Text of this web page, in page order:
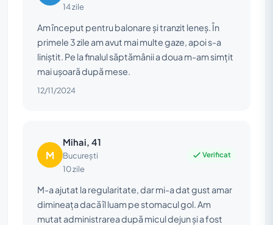
14 zile
Am început pentru balonare și tranzit leneș. În
primele 3 zile am avut mai multe gaze, apoi s-a
liniștit. Pe la finalul săptămânii a doua m-am simțit
mai ușoară după mese.
12/11/2024
M
Mihai, 41
București
10 zile
Verificat
M-a ajutat la regularitate, dar mi-a dat gust amar
dimineața dacă îl luam pe stomacul gol. Am
mutat administrarea după micul dejun și a fost